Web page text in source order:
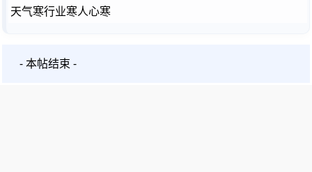
天气寒行业寒人心寒
- 本帖结束 -